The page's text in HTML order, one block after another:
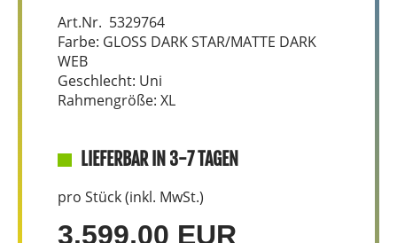
Art.Nr. 5329764
Farbe: GLOSS DARK STAR/MATTE DARK
WEB
Geschlecht: Uni
Rahmengröße: XL
LIEFERBAR IN 3-7 TAGEN
pro Stück (inkl. MwSt.)
3.599,00 EUR